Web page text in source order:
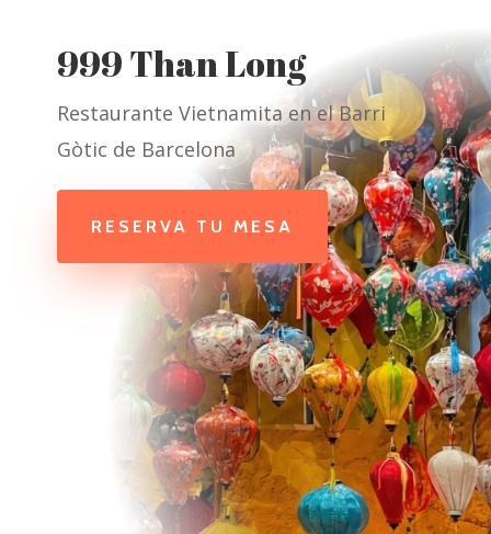
999 Than Long
Restaurante Vietnamita en el Barri
Gòtic de Barcelona
RESERVA TU MESA